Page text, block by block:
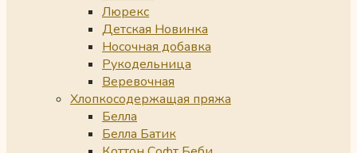
Люрекс
Детская Новинка
Носочная добавка
Рукодельница
Веревочная
Хлопкосодержащая пряжа
Белла
Белла Батик